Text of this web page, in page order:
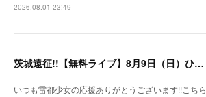
2026.08.01 23:49
茨城遠征!!【無料ライブ】8月9日（日）ひたちなかファッションクルーズ 野外ステージ
いつも雷都少女の応援ありがとうございます!!こちら